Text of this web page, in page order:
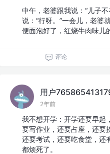
中午，老婆跟我说：“儿子
说：“行呀。”一会儿，老婆
便面泡好了，红烧牛肉味儿
评论
用户
2年前
我不想开学：开学还要早起
要写作业，还要占座，还要
还要考试，还要吃食堂，还
都烦死了。